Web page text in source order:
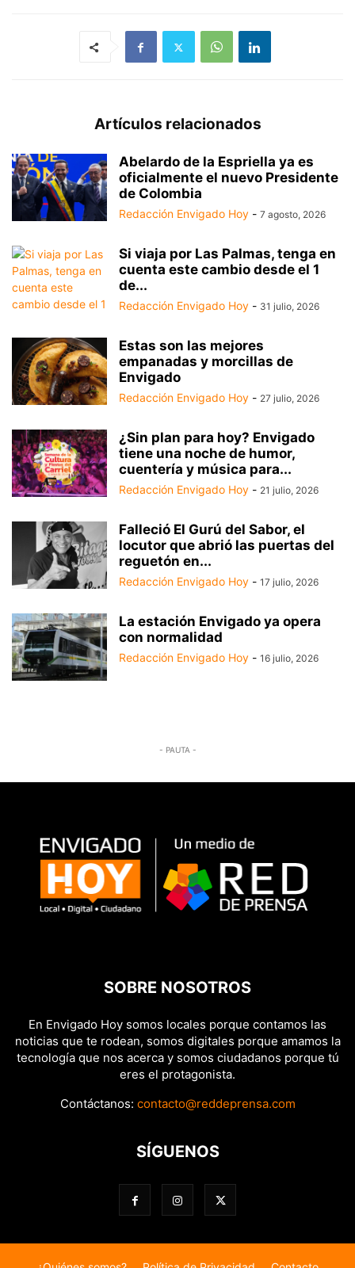
Artículos relacionados
Abelardo de la Espriella ya es
oficialmente el nuevo Presidente
de Colombia
Redacción Envigado Hoy - 7 agosto, 2026
Si viaja por Las Palmas, tenga en
cuenta este cambio desde el 1
de...
Redacción Envigado Hoy - 31 julio, 2026
Estas son las mejores
empanadas y morcillas de
Envigado
Redacción Envigado Hoy - 27 julio, 2026
¿Sin plan para hoy? Envigado
tiene una noche de humor,
cuentería y música para...
Redacción Envigado Hoy - 21 julio, 2026
Falleció El Gurú del Sabor, el
locutor que abrió las puertas del
reguetón en...
Redacción Envigado Hoy - 17 julio, 2026
La estación Envigado ya opera
con normalidad
Redacción Envigado Hoy - 16 julio, 2026
- PAUTA -
SOBRE NOSOTROS
En Envigado Hoy somos locales porque contamos las
noticias que te rodean, somos digitales porque amamos la
tecnología que nos acerca y somos ciudadanos porque tú
eres el protagonista.
Contáctanos: contacto@reddeprensa.com
SÍGUENOS